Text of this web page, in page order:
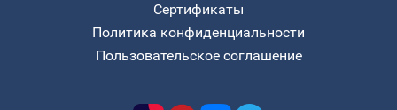
Сертификаты
Политика конфиденциальности
Пользовательское соглашение